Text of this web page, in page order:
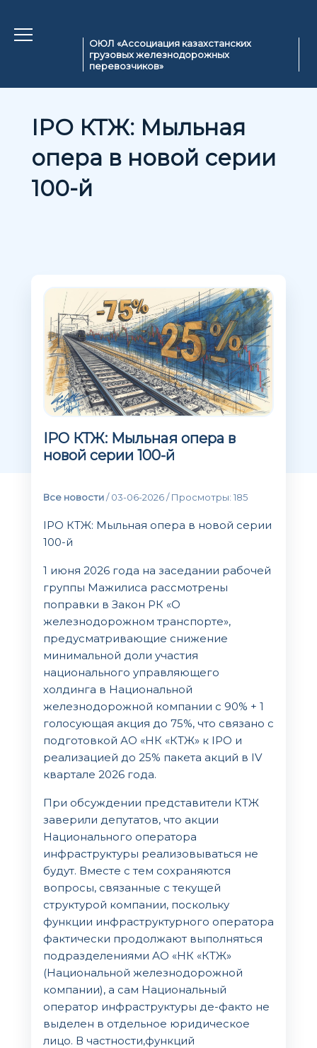
ОЮЛ «Ассоциация казахстанских
грузовых железнодорожных
перевозчиков»
IPO КТЖ: Мыльная
опера в новой серии
100-й
IPO КТЖ: Мыльная опера в
новой серии 100-й
Все новости/03-06-2026/Просмотры: 185
IPO КТЖ: Мыльная опера в новой серии
100-й
1 июня 2026 года на заседании рабочей
группы Мажилиса рассмотрены
поправки в Закон РК «О
железнодорожном транспорте»,
предусматривающие снижение
минимальной доли участия
национального управляющего
холдинга в Национальной
железнодорожной компании с 90% + 1
голосующая акция до 75%, что связано с
подготовкой АО «НК «КТЖ» к IPO и
реализацией до 25% пакета акций в IV
квартале 2026 года.
При обсуждении представители КТЖ
заверили депутатов, что акции
Национального оператора
инфраструктуры реализовываться не
будут. Вместе с тем сохраняются
вопросы, связанные с текущей
структурой компании, поскольку
функции инфраструктурного оператора
фактически продолжают выполняться
подразделениями АО «НК «КТЖ»
(Национальной железнодорожной
компании), а сам Национальный
оператор инфраструктуры де-факто не
выделен в отдельное юридическое
лицо. В частности,функций